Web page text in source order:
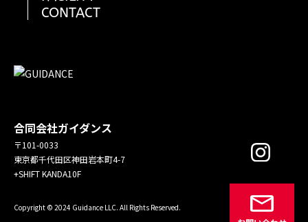
CONTACT
合同会社ガイダンス
〒101-0033
東京都千代田区神田岩本町4-7
+SHIFT KANDA10F
Copyright © 2024 Guidance LLC. All Rights Reserved.